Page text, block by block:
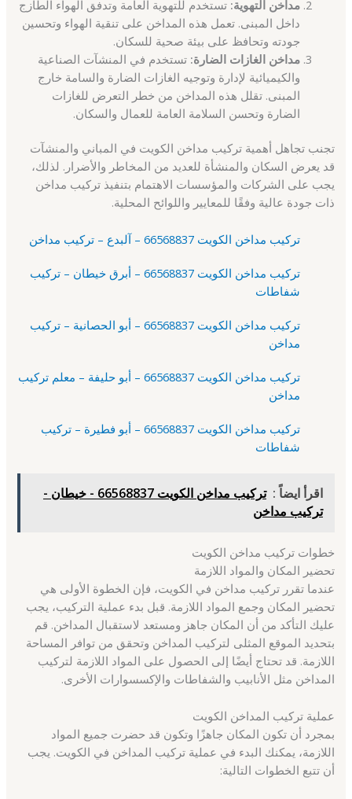
مداخن التهوية: تستخدم للتهوية العامة وتدفق الهواء الطازج
داخل المبنى. تعمل هذه المداخن على تنقية الهواء وتحسين
جودته وتحافظ على بيئة صحية للسكان.
مداخن الغازات الضارة: تستخدم في المنشآت الصناعية
والكيميائية لإدارة وتوجيه الغازات الضارة والسامة خارج
المبنى. تقلل هذه المداخن من خطر التعرض للغازات
الضارة وتحسن السلامة العامة للعمال والسكان.
تجنب تجاهل أهمية تركيب مداخن الكويت في المباني والمنشآت
قد يعرض السكان والمنشأة للعديد من المخاطر والأضرار. لذلك،
يجب على الشركات والمؤسسات الاهتمام بتنفيذ تركيب مداخن
ذات جودة عالية وفقًا للمعايير واللوائح المحلية.
تركيب مداخن الكويت 66568837 – آلبدع – تركيب مداخن
تركيب مداخن الكويت 66568837 – أبرق خيطان – تركيب
شفاطات
تركيب مداخن الكويت 66568837 – أبو الحصانية – تركيب
مداخن
تركيب مداخن الكويت 66568837 – أبو حليفة – معلم تركيب
مداخن
تركيب مداخن الكويت 66568837 – أبو فطيرة – تركيب
شفاطات
اقرأ ايضاً :
تركيب مداخن الكويت 66568837 - خيطان -
تركيب مداخن
خطوات تركيب مداخن الكويت
تحضير المكان والمواد اللازمة
عندما تقرر تركيب مداخن في الكويت، فإن الخطوة الأولى هي
تحضير المكان وجمع المواد اللازمة. قبل بدء عملية التركيب، يجب
عليك التأكد من أن المكان جاهز ومستعد لاستقبال المداخن. قم
بتحديد الموقع المثلى لتركيب المداخن وتحقق من توافر المساحة
اللازمة. قد تحتاج أيضًا إلى الحصول على المواد اللازمة لتركيب
المداخن مثل الأنابيب والشفاطات والإكسسوارات الأخرى.
عملية تركيب المداخن الكويت
بمجرد أن تكون المكان جاهزًا وتكون قد حضرت جميع المواد
اللازمة، يمكنك البدء في عملية تركيب المداخن في الكويت. يجب
أن تتبع الخطوات التالية: